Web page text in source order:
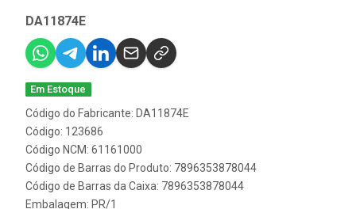
DA11874E
Em Estoque
Código do Fabricante: DA11874E
Código: 123686
Código NCM: 61161000
Código de Barras do Produto: 7896353878044
Código de Barras da Caixa: 7896353878044
Embalagem: PR/1